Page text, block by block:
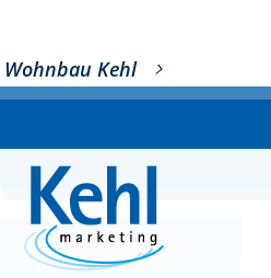
Wohnbau Kehl